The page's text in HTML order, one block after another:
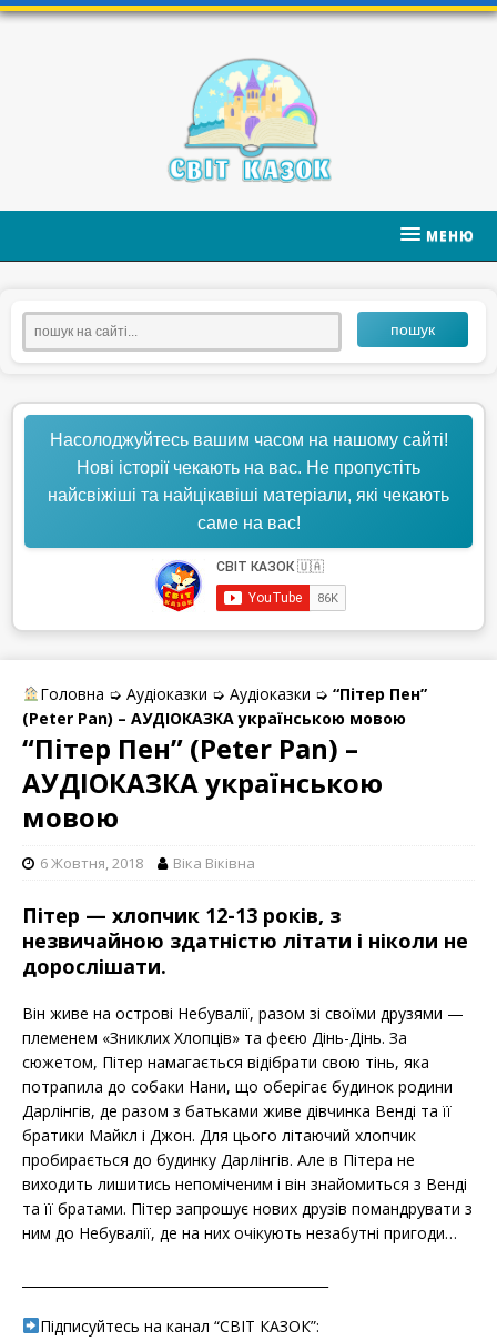
МЕНЮ
пошук
Насолоджуйтесь вашим часом на нашому сайті!
Нові історії чекають на вас. Не пропустіть
найсвіжіші та найцікавіші матеріали, які чекають
саме на вас!
Головна ➭ Аудіоказки ➭ Аудіоказки ➭ “Пітер Пен”
(Peter Pan) – АУДІОКАЗКА українською мовою
“Пітер Пен” (Peter Pan) –
АУДІОКАЗКА українською
мовою
6 Жовтня, 2018 Віка Віківна
Пітер — хлопчик 12-13 років, з
незвичайною здатністю літати і ніколи не
дорослішати.
Він живе на острові Небувалії, разом зі своїми друзями —
племенем «Зниклих Хлопців» та феєю Дінь-Дінь. За
сюжетом, Пітер намагається відібрати свою тінь, яка
потрапила до собаки Нани, що оберігає будинок родини
Дарлінгів, де разом з батьками живе дівчинка Венді та її
братики Майкл і Джон. Для цього літаючий хлопчик
пробирається до будинку Дарлінгів. Але в Пітера не
виходить лишитись непоміченим і він знайомиться з Венді
та її братами. Пітер запрошує нових друзів помандрувати з
ним до Небувалії, де на них очікують незабутні пригоди…
Підписуйтесь на канал “СВІТ КАЗОК”: